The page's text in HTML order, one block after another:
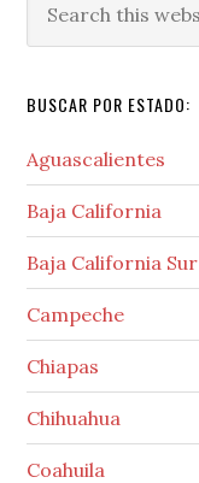
this
BUSCAR POR ESTADO:
Aguascalientes
Baja California
Baja California Sur
Campeche
Chiapas
Chihuahua
Coahuila